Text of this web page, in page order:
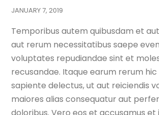
JANUARY7,2019
Temporibus autem quibusdam et
aut rerum necessitatibus saepe
voluptates repudiandae sint et
recusandae. Itaque earum rerum
sapiente delectus, ut aut reiciendis
maiores alias consequatur aut
doloribus. Vero eos et accusamus et